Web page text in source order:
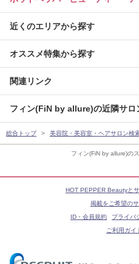
フィン(FiN by allure)の
近くのエリアから探す
オススメ特集から探す
関連リンク
フィン(FiN by allure)の近隣サロ
総合トップ 美容院・美容室・ヘアサロン検
HOT PEPPER Beautyと
掲載をご希望の
ID・会員規約
プライバ
ご利用ガイ